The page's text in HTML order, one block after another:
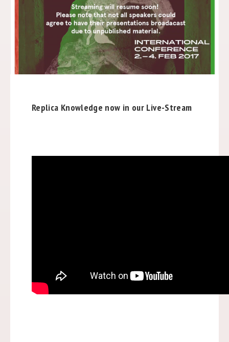
Replica Knowledge now in our Live-Stream